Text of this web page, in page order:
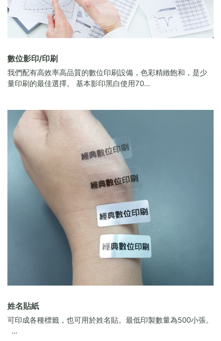
數位影印/印刷
我們配有高效率高品質的數位印刷設備，色彩精緻飽和，是少
量印刷的最佳選擇。 基本影印黑白使用70...
姓名貼紙
可印成各種標籤，也可用於姓名貼。最低印製數量為500小張。
...